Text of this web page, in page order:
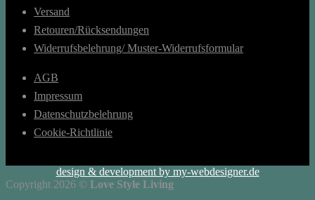
Versand
Retouren/Rücksendungen
Widerrufsbelehrung/ Muster-Widerrufsformular
AGB
Impressum
Datenschutzbelehrung
Cookie-Richtlinie
design & development by my-webdesigner.de
Copyright 2026 © Love Style Living